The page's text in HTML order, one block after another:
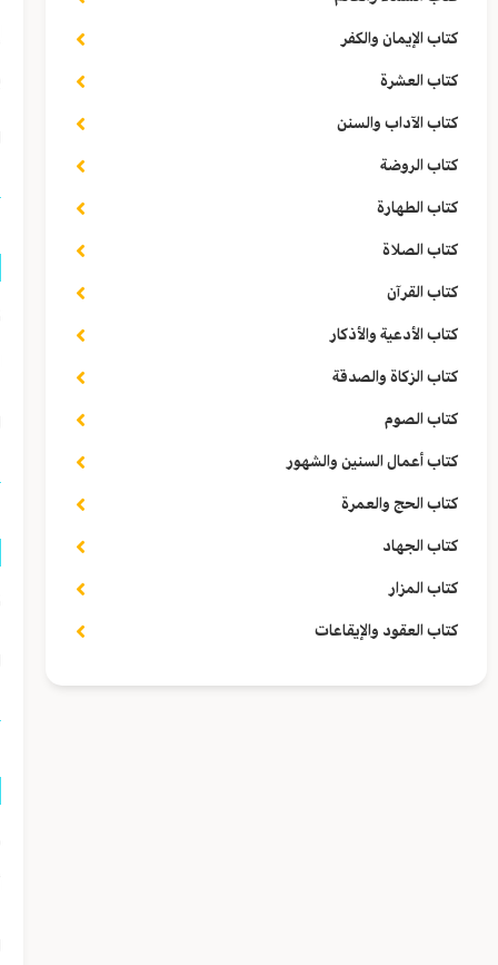
كتاب الإيمان والكفر
كتاب العشرة
كتاب الآداب والسنن
كتاب الروضة
كتاب الطهارة
كتاب الصلاة
كتاب القرآن
كتاب الأدعية والأذكار
كتاب الزكاة والصدقة
كتاب الصوم
كتاب أعمال السنين والشهور
كتاب الحج والعمرة
كتاب الجهاد
كتاب المزار
كتاب العقود والإيقاعات